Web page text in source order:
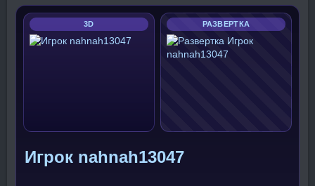
3D РАЗВЕРТКА
Игрок nahnah13047